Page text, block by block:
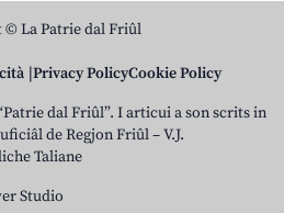
© La Patrie dal Friûl
Privacy PolicyCookie Policy
dal Friûl”. I articui a son scrits in
de Regjon Friûl – V.J.
Taliane
Studio